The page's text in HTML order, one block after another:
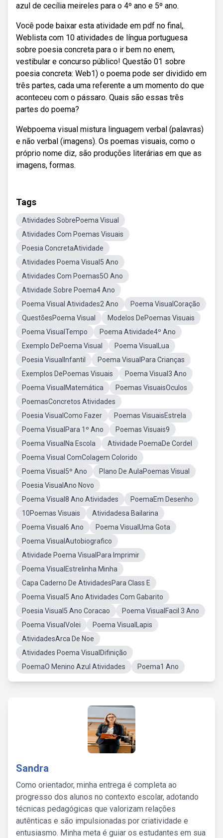
azul de cecília meireles para o 4º ano e 5º ano.
Você pode baixar esta atividade em pdf no final,.
Weblista com 10 atividades de língua portuguesa
sobre poesia concreta para o ir bem no enem,
vestibular e concurso público! Questão 01 sobre
poesia concreta: Web1) o poema pode ser dividido em
três partes, cada uma referente a um momento do que
aconteceu com o pássaro. Quais são essas três
partes do poema?
Webpoema visual mistura linguagem verbal (palavras)
e não verbal (imagens). Os poemas visuais, como o
próprio nome diz, são produções literárias em que as
imagens, formas.
Tags
Atividades SobrePoema Visual
Atividades Com Poemas Visuais
Poesia ConcretaAtividade
Atividades Poema Visual5 Ano
Atividades Com Poemas5O Ano
Atividade Sobre Poema4 Ano
Poema Visual Atividades2 Ano
Poema VisualCoração
QuestõesPoema Visual
Modelos DePoemas Visuais
Poema VisualTempo
Poema Atividade4º Ano
Exemplo DePoema Visual
Poema VisualLua
Poesia VisualInfantil
Poema VisualPara Crianças
Exemplos DePoemas Visuais
Poema Visual3 Ano
Poema VisualMatemática
Poemas VisuaisOculos
PoemasConcretos Atividades
Poesia VisualComo Fazer
Poemas VisuaisEstrela
Poema VisualPara 1º Ano
Poemas Visuais9
Poema VisualNa Escola
Atividade PoemaDe Cordel
Poema Visual ComColagem Colorido
Poema Visual5º Ano
Plano De AulaPoemas Visual
Poesia VisualAno Novo
Poema Visual8 Ano Atividades
PoemaEm Desenho
10Poemas Visuais
Atividadesa Bailarina
Poema Visual6 Ano
Poema VisualUma Gota
Poema VisualAutobiografico
Atividade Poema VisualPara Imprimir
Poema VisualEstrelinha Minha
Capa Caderno De AtividadesPara Class E
Poema Visual5 Ano Atividades Com Gabarito
Poesia Visual5 Ano Coracao
Poema VisualFacil 3 Ano
Poema VisualVolei
Poema VisualLapis
AtividadesArca De Noe
Atividades Poema VisualDifinição
PoemaO Menino Azul Atividades
Poema1 Ano
Sandra
Como orientador, minha entrega é completa ao
progresso dos alunos no contexto escolar, adotando
técnicas pedagógicas que valorizam relações
autênticas e são impulsionadas por criatividade e
entusiasmo. Minha meta é guiar os estudantes em sua